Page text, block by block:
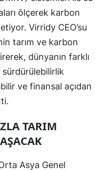
ölçerek karbon
Virridy CEO’su
tarım ve karbon
dünyanın farklı
ve finansal açıdan
TARIM
Asya Genel